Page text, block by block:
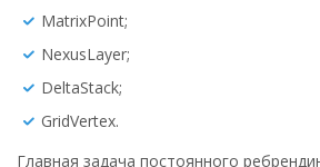
MatrixPoint;
NexusLayer;
DeltaStack;
GridVertex.
Главная задача постоянного